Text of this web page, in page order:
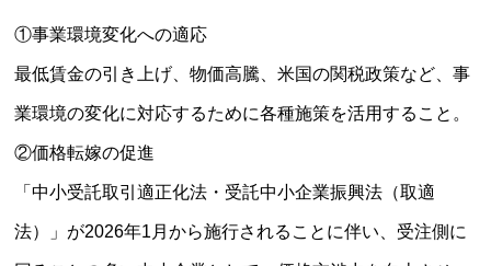
①事業環境変化への適応
最低賃金の引き上げ、物価高騰、米国の関税政策など、事
業環境の変化に対応するために各種施策を活用すること。
②価格転嫁の促進
「中小受託取引適正化法・受託中小企業振興法（取適
法）」が2026年1月から施行されることに伴い、受注側に